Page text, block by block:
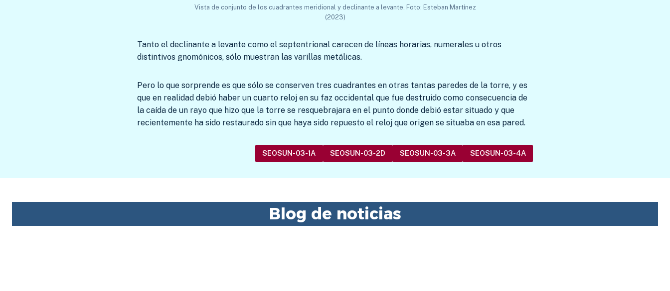
Vista de conjunto de los cuadrantes meridional y declinante a levante. Foto: Esteban Martínez
(2023)
Tanto el declinante a levante como el septentrional carecen de líneas horarias, numerales u otros
distintivos gnomónicos, sólo muestran las varillas metálicas.
Pero lo que sorprende es que sólo se conserven tres cuadrantes en otras tantas paredes de la torre, y es
que en realidad debió haber un cuarto reloj en su faz occidental que fue destruido como consecuencia de
la caída de un rayo que hizo que la torre se resquebrajara en el punto donde debió estar situado y que
recientemente ha sido restaurado sin que haya sido repuesto el reloj que origen se situaba en esa pared.
SEOSUN-03-1A SEOSUN-03-2D SEOSUN-03-3A SEOSUN-03-4A
Blog de noticias